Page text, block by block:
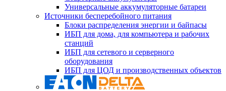
Универсальные аккумуляторные батареи
Источники бесперебойного питания
Блоки распределения энергии и байпасы
ИБП для дома, для компьютера и рабочих
станций
ИБП для сетевого и серверного
оборудования
ИБП для ЦОД и производственных объектов